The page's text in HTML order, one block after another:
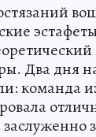
Два дня
команда